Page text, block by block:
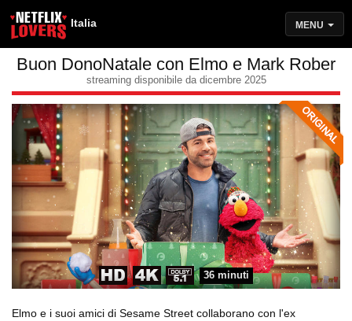
Italia MENU
Buon DonoNatale con Elmo e Mark Rober
streaming disponibile da dicembre 2025
36 minuti
Elmo e i suoi amici di Sesame Street collaborano con l'ex